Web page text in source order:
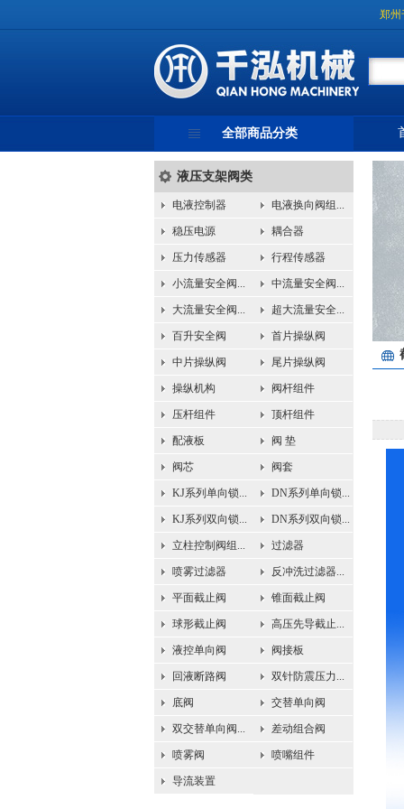
郑州
全部商品分类
液压支架阀类
电液控制器 电液换向阀组...
稳压电源 耦合器
压力传感器 行程传感器
小流量安全阀... 中流量安全阀...
大流量安全阀... 超大流量安全...
百升安全阀 首片操纵阀
中片操纵阀 尾片操纵阀
操纵机构 阀杆组件
压杆组件 顶杆组件
配液板 阀 垫
阀芯 阀套
KJ系列单向锁... DN系列单向锁...
KJ系列双向锁... DN系列双向锁...
立柱控制阀组... 过滤器
喷雾过滤器 反冲洗过滤器...
平面截止阀 锥面截止阀
球形截止阀 高压先导截止...
液控单向阀 阀接板
回液断路阀 双针防震压力...
底阀 交替单向阀
双交替单向阀... 差动组合阀
喷雾阀 喷嘴组件
导流装置